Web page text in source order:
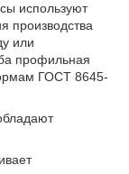
используют
производства
или
профильная
ГОСТ 8645-